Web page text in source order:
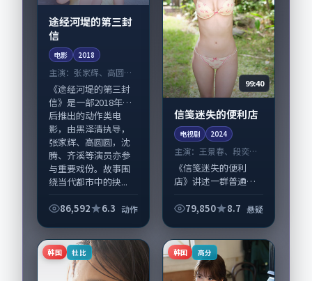
途经河堤的第三封
信
电影 2018
主演： 张家辉、高圆圆
等
《途经河堤的第三封
信》是一部2018年前
后推出的动作类电
影，由黑泽清执导，
张家辉、高圆圆，沈
腾、齐溪等演员亦参
与重要戏份。故事围
绕当代都市中的抉...
86,592 6.3 动作
99:40
信笺迷失的便利店
电视剧 2024
主演： 王景春、段奕宏
等
《信笺迷失的便利
店》讲述一群普通人
写人生轨迹的故事，
导演王小帅擅长留白
叙事，王景春、段奕
宏...
79,850 8.7 悬疑
韩国 杜比 韩国 高分